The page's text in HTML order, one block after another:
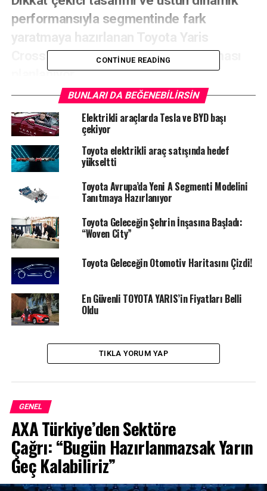
performansıyla segmentinde fark
yaratmaya hazırlanan Toyota Yaris
Cross’un 2021 yılında pazara sunulması
planlanıyor.
Yerden yüksek sürüşü, güçlü tarzı ile SUV özelliklerinin
yanında Yaris Cross, şehir içinde de pratik ve aktif yaşam
tarzına uygun sürüşler sunan ideal bir otomobil olarak
öne çıkıyor. Avrupa için tasarlanan ve geliştirilen
tamamen yeni Yaris Cross, Yaris ile birlikte 2021’den
itibaren Fransa’daki Toyota tesisinde üretilecek. Yeni
bu segmente taşıyacak. Toyota, yeni Yaris Cross ile
birlikte ürün gamını genişleterek C ve D segmentlerine
ek olarak B segmentinde de SUV model sunacak.
Gerçek hibrit, gerçek SUV
CONTINUE READING
BUNLARI DA BEĞENEBILIRSIN
Elektrikli araçlarda Tesla ve BYD başı
çekiyor
Toyota elektrikli araç satışında hedef
yükseltti
Toyota Avrupa’da Yeni A Segmenti Modelini
Tanıtmaya Hazırlanıyor
Toyota Geleceğin Şehrin İnşasına Başladı:
“Woven City”
Toyota Geleceğin Otomotiv Haritasını Çizdi!
En Güvenli TOYOTA YARIS’in Fiyatları Belli
Oldu
TIKLA YORUM YAP
GENEL
AXA Türkiye’den Sektöre
Çağrı: “Bugün Hazırlanmazsak Yarın
Geç Kalabiliriz”